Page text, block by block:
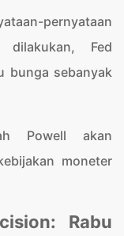
pernyataan
Fed
bunga sebanyak
Powell akan
moneter
Rabu